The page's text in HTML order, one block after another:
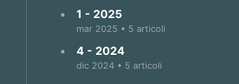
1 - 2025
mar 2025 • 5 articoli
4 - 2024
dic 2024 • 5 articoli